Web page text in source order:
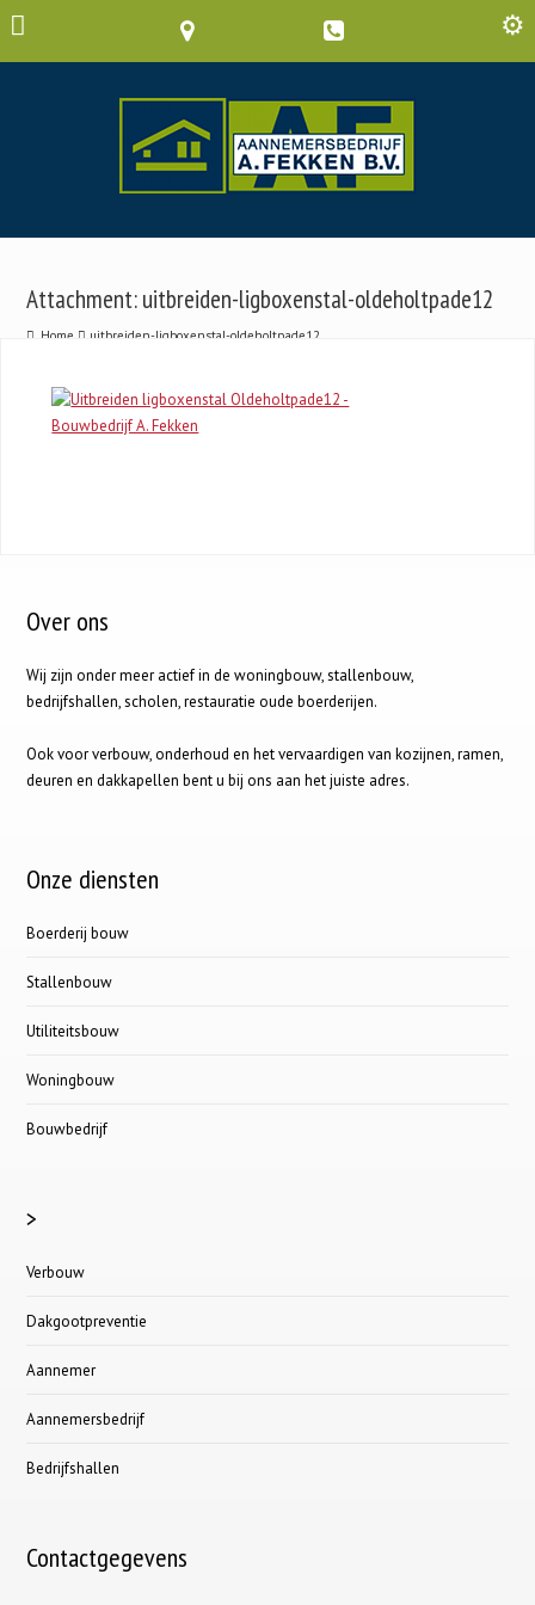
Attachment: uitbreiden-ligboxenstal-oldeholtpade12
Home uitbreiden-ligboxenstal-oldeholtpade12
Over ons
Wij zijn onder meer actief in de woningbouw, stallenbouw,
bedrijfshallen, scholen, restauratie oude boerderijen.
Ook voor verbouw, onderhoud en het vervaardigen van kozijnen, ramen,
deuren en dakkapellen bent u bij ons aan het juiste adres.
Onze diensten
Boerderij bouw
Stallenbouw
Utiliteitsbouw
Woningbouw
Bouwbedrijf
>
Verbouw
Dakgootpreventie
Aannemer
Aannemersbedrijf
Bedrijfshallen
Contactgegevens